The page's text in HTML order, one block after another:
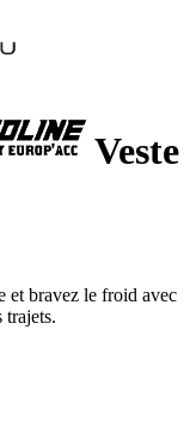
Veste
et bravez le froid avec
trajets.